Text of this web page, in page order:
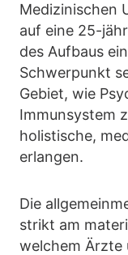
Medizinischen
auf eine 25-
des Aufbaus
Schwerpunkt
Gebiet, wie
Immunsystem
holistische,
erlangen.
Die
strikt am
welchem Ärzte